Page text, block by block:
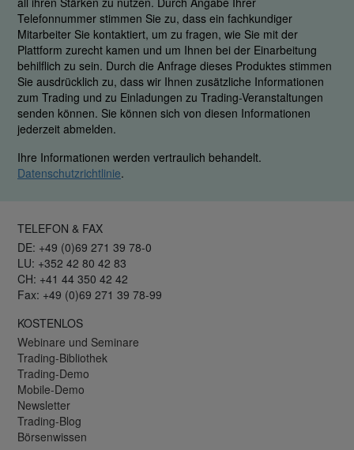
Telefonnummer stimmen Sie zu, dass ein fachkundiger
Mitarbeiter Sie kontaktiert, um zu fragen, wie Sie mit der
Plattform zurecht kamen und um Ihnen bei der Einarbeitung
behilflich zu sein. Durch die Anfrage dieses Produktes stimmen
Sie ausdrücklich zu, dass wir Ihnen zusätzliche Informationen
zum Trading und zu Einladungen zu Trading-Veranstaltungen
senden können. Sie können sich von diesen Informationen
jederzeit abmelden.
Ihre Informationen werden vertraulich behandelt.
Datenschutzrichtlinie.
TELEFON & FAX
DE: +49 (0)69 271 39 78-0
LU: +352 42 80 42 83
CH: +41 44 350 42 42
Fax: +49 (0)69 271 39 78-99
KOSTENLOS
Webinare und Seminare
Trading-Bibliothek
Trading-Demo
Mobile-Demo
Newsletter
Trading-Blog
Börsenwissen